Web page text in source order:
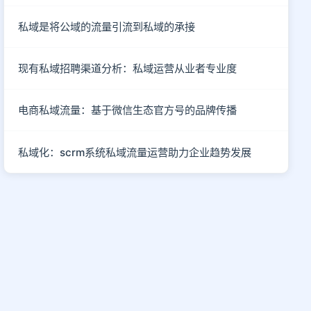
私域是将公域的流量引流到私域的承接
现有私域招聘渠道分析：私域运营从业者专业度
电商私域流量：基于微信生态官方号的品牌传播
私域化：scrm系统私域流量运营助力企业趋势发展